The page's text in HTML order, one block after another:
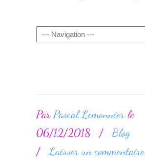
Navigation
Par Pascal Lemonnierle
06/12/2018
/
Blog
/Laisser un commentaire